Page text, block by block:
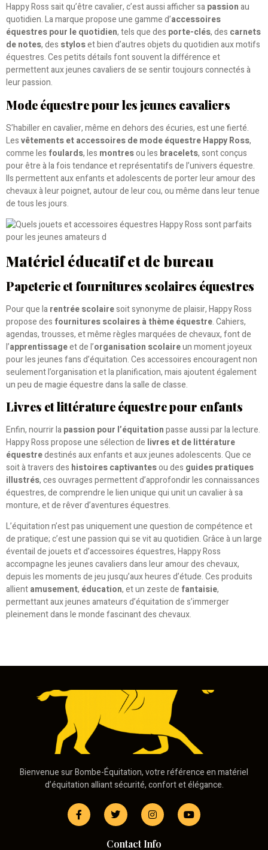
Happy Ross sait qu’être cavalier, c’est aussi afficher sapassionau
quotidien. La marque propose une gamme d’accessoires
équestres pour le quotidien, tels que des porte-clés, des carnets
de notes, des styloset bien d’autres objets du quotidien aux motifs
équestres. Ces petits détails font souvent la différence et
permettent aux jeunes cavaliers de se sentir toujours connectés à
leur passion.
Mode équestre pour les jeunes cavaliers
S’habiller en cavalier, même en dehors des écuries, est une fierté.
Lesvêtements et accessoires de mode équestre Happy Ross,
comme les foulards, les montresou les bracelets, sont conçus
pour être à la fois tendance et représentatifs de l’univers équestre.
Ils permettent aux enfants et adolescents de porter leur amour des
chevaux à leur poignet, autour de leur cou, ou même dans leur tenue
de tous les jours.
Matériel éducatif et de bureau
Papeterie et fournitures scolaires équestres
Pour que larentrée scolairesoit synonyme de plaisir, Happy Ross
propose des fournitures scolaires à thème équestre. Cahiers,
agendas, trousses, et même règles marquées de chevaux, font de
l’apprentissageet de l’organisation scolaireun moment joyeux
pour les jeunes fans d’équitation. Ces accessoires encouragent non
seulement l’organisation et la planification, mais ajoutent également
un peu de magie équestre dans la salle de classe.
Livres et littérature équestre pour enfants
Enfin, nourrir lapassion pour l’équitationpasse aussi par la lecture.
Happy Ross propose une sélection de livres et de littérature
équestredestinés aux enfants et aux jeunes adolescents. Que ce
soit à travers des histoires captivantesou des guides pratiques
illustrés, ces ouvrages permettent d’approfondir les connaissances
équestres, de comprendre le lien unique qui unit un cavalier à sa
monture, et de rêver d’aventures équestres.
L’équitation n’est pas uniquement une question de compétence et
de pratique; c’est une passion qui se vit au quotidien. Grâce à un large
éventail de jouets et d’accessoires équestres, Happy Ross
accompagne les jeunes cavaliers dans leur amour des chevaux,
depuis les moments de jeu jusqu’aux heures d’étude. Ces produits
allientamusement, éducation, et un zeste de fantaisie,
permettant aux jeunes amateurs d’équitation de s’immerger
pleinement dans le monde fascinant des chevaux.
Bienvenue sur Bombe-Équitation, votre référence en matériel
d’équitation alliant sécurité, confort et élégance.
Contact Info